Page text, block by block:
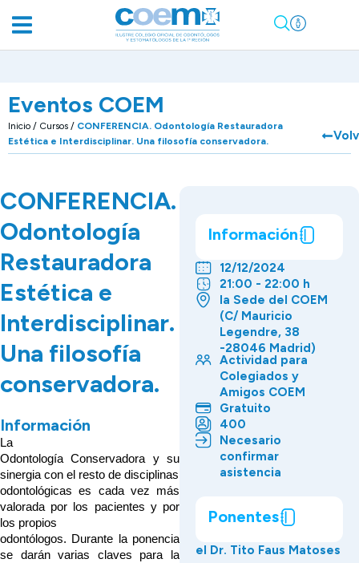
Eventos COEM
Inicio / Cursos / CONFERENCIA. Odontología Restauradora
Estética e Interdisciplinar. Una filosofía conservadora.
CONFERENCIA.
Odontología
Restauradora
Estética e
Interdisciplinar.
Una filosofía
conservadora.
Información
La
Odontología Conservadora y su
sinergia con el resto de disciplinas
odontológicas es cada vez más
valorada por los pacientes y por
los propios
odontólogos. Durante la ponencia
se darán varias claves para la
Información
12/12/2024
21:00 - 22:00 h
la Sede del COEM
(C/ Mauricio
Legendre, 38
-28046 Madrid)
Actividad para
Colegiados y
Amigos COEM
Gratuito
400
Necesario
confirmar
asistencia
Ponentes
el Dr. Tito Faus Matoses